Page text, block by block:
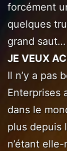
forcément
quelques
grand saut…
JE VEUX
Il n’y a pas
Enterprises
dans le
plus depuis
n’étant